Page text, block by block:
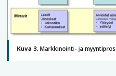
Kuva 3. Markkinointi- ja